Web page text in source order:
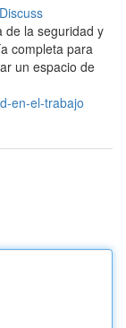
Discuss
de la seguridad y
completa para
un espacio de
en-el-trabajo